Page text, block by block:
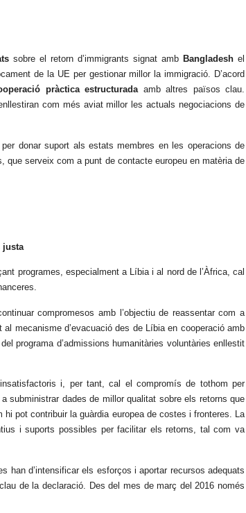
sobre el retorn d’immigrants signat amb Bangladesh el
de la UE per gestionar millor la immigració. D’acord
pràctica estructurada amb altres països clau.
com més aviat millor les actuals negociacions de
donar suport als estats membres en les operacions de
que serveix com a punt de contacte europeu en matèria de
justa
programes, especialment a Líbia i al nord de l’Àfrica, cal
compromesos amb l’objectiu de reassentar com a
mecanisme d’evacuació des de Líbia en cooperació amb
programa d’admissions humanitàries voluntàries enllestit
i, per tant, cal el compromís de tothom per
subministrar dades de millor qualitat sobre els retorns que
pot contribuir la guàrdia europea de costes i fronteres. La
i suports possibles per facilitar els retorns, tal com va
han d’intensificar els esforços i aportar recursos adequats
de la declaració. Des del mes de març del 2016 només